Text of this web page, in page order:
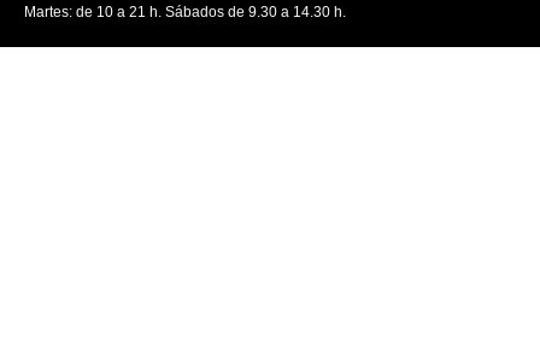
Martes: de 10 a 21 h. Sábados de 9.30 a 14.30 h.